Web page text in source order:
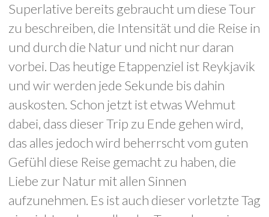
Superlative bereits gebraucht um diese Tour
zu beschreiben, die Intensität und die Reise in
und durch die Natur und nicht nur daran
vorbei. Das heutige Etappenziel ist Reykjavik
und wir werden jede Sekunde bis dahin
auskosten. Schon jetzt ist etwas Wehmut
dabei, dass dieser Trip zu Ende gehen wird,
das alles jedoch wird beherrscht vom guten
Gefühl diese Reise gemacht zu haben, die
Liebe zur Natur mit allen Sinnen
aufzunehmen. Es ist auch dieser vorletzte Tag